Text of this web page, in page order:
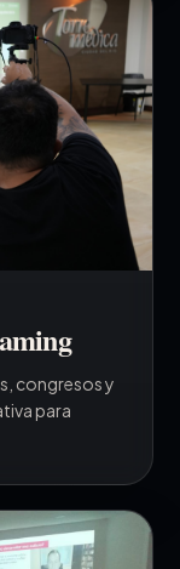
congresos y
para